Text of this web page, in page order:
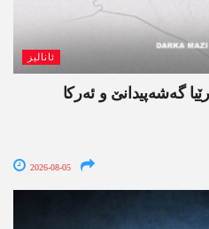
ئانالیز
گەشەپیدانێ و ئەرکا
2026-08-05